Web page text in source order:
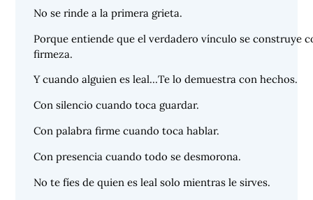
No se rinde a la primera grieta.
Porque entiende que el verdadero vínculo se construye
firmeza.
Y cuando alguien es leal…Te lo demuestra con hechos.
Con silencio cuando toca guardar.
Con palabra firme cuando toca hablar.
Con presencia cuando todo se desmorona.
No te fíes de quien es leal solo mientras le sirves.